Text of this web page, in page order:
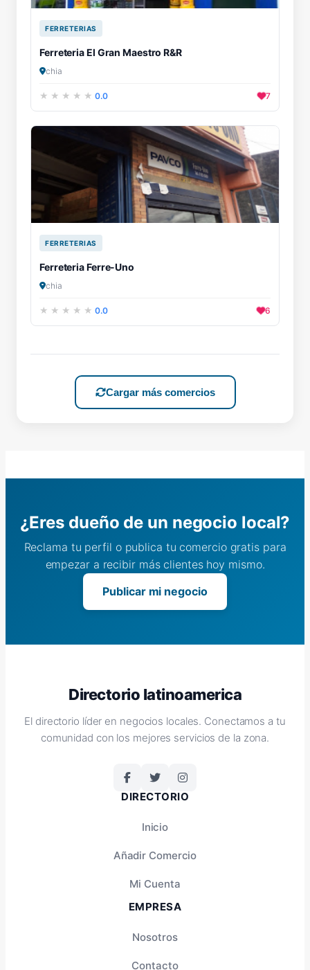
FERRETERIAS
Ferreteria El Gran Maestro R&R
chia
0.0 7
FERRETERIAS
Ferreteria Ferre-Uno
chia
0.0 6
Cargar más comercios
¿Eres dueño de un negocio local?
Reclama tu perfil o publica tu comercio gratis para
empezar a recibir más clientes hoy mismo.
Publicar mi negocio
Directorio latinoamerica
El directorio líder en negocios locales. Conectamos a tu
comunidad con los mejores servicios de la zona.
DIRECTORIO
Inicio
Añadir Comercio
Mi Cuenta
EMPRESA
Nosotros
Contacto